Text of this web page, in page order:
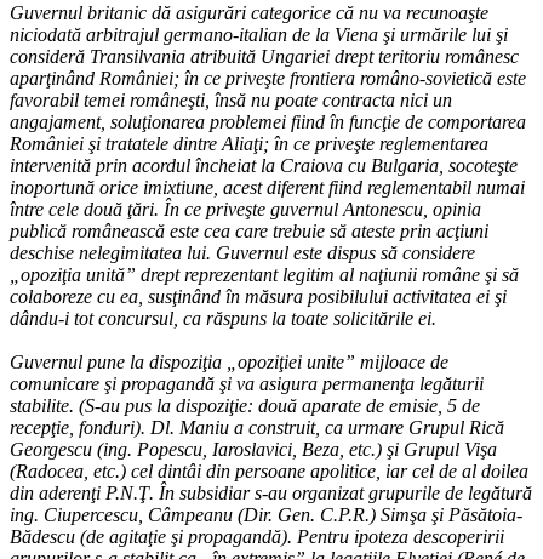
Guvernul britanic dă asigurări categorice că nu va recunoaşte
niciodată arbitrajul germano-italian de la Viena şi urmările lui şi
consideră Transilvania atribuită Ungariei drept teritoriu românesc
aparţinând României; în ce priveşte frontiera româno-sovietică este
favorabil temei româneşti, însă nu poate contracta nici un
angajament, soluţionarea problemei fiind în funcţie de comportarea
României şi tratatele dintre Aliaţi; în ce priveşte reglementarea
intervenită prin acordul încheiat la Craiova cu Bulgaria, socoteşte
inoportună orice imixtiune, acest diferent fiind reglementabil numai
între cele două ţări. În ce priveşte guvernul Antonescu, opinia
publică românească este cea care trebuie să ateste prin acţiuni
deschise nelegimitatea lui. Guvernul este dispus să considere
„opoziţia unită” drept reprezentant legitim al naţiunii române şi să
colaboreze cu ea, susţinând în măsura posibilului activitatea ei şi
dându-i tot concursul, ca răspuns la toate solicitările ei.
Guvernul pune la dispoziţia „opoziţiei unite” mijloace de
comunicare şi propagandă şi va asigura permanenţa legăturii
stabilite. (S-au pus la dispoziţie: două aparate de emisie, 5 de
recepţie, fonduri). Dl. Maniu a construit, ca urmare Grupul Rică
Georgescu (ing. Popescu, Iaroslavici, Beza, etc.) şi Grupul Vişa
(Radocea, etc.) cel dintâi din persoane apolitice, iar cel de al doilea
din aderenţi P.N.Ţ. În subsidiar s-au organizat grupurile de legătură
ing. Ciupercescu, Câmpeanu (Dir. Gen. C.P.R.) Simşa şi Păsătoia-
Bădescu (de agitaţie şi propagandă). Pentru ipoteza descoperirii